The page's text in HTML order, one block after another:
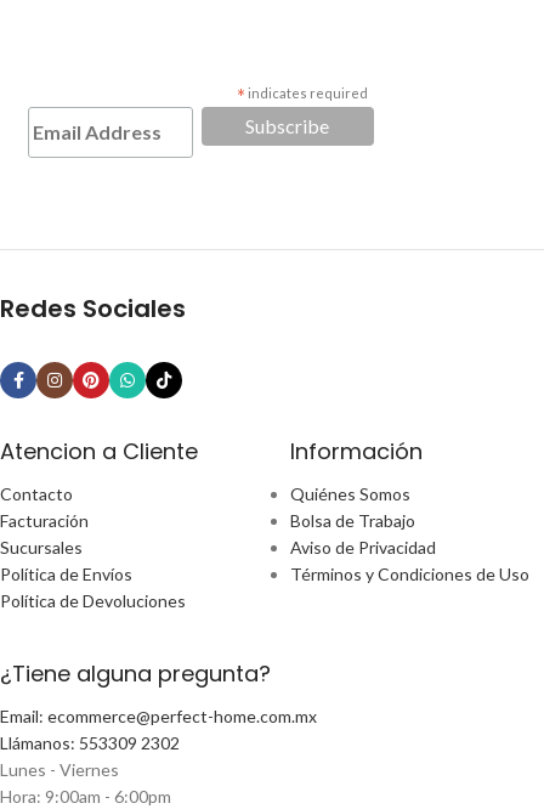
* indicates required
Redes Sociales
Atencion a Cliente
Contacto
Facturación
Sucursales
Política de Envíos
Política de Devoluciones
Información
Quiénes Somos
Bolsa de Trabajo
Aviso de Privacidad
Términos y Condiciones de Uso
¿Tiene alguna pregunta?
Email: ecommerce@perfect-home.com.mx
Llámanos: 553309 2302
Lunes - Viernes
Hora: 9:00am - 6:00pm